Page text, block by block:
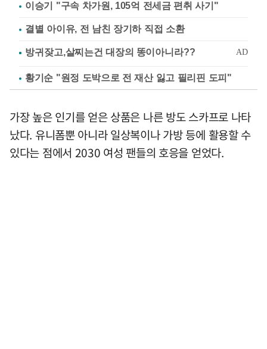
이승기 "구속 차가원, 105억 전세금 편취 사기"
결별 아이유, 전 남친 장기하 직접 소환
황기순 "원정 도박으로 전 재산 잃고 필리핀 도피"
가장 높은 인기를 얻은 상품은 나른 방도 스카프로 나타
났다. 유니폼뿐 아니라 일상복이나 가방 등에 활용할 수
있다는 점에서 2030 여성 팬들의 호응을 얻었다.